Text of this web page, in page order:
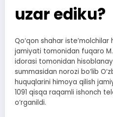
uzar ediku?
Qo‘qon shahar
jamiyati tomonidan fuqaro
idorasi tomonidan
summasidan norozi bo‘lib
huquqlarini himoya qilish
1091 qisqa raqamli ishonch
o‘rganildi.